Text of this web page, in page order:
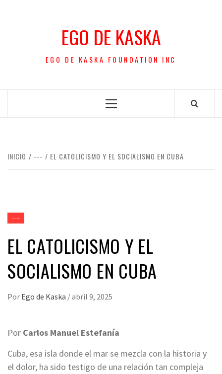
EGO DE KASKA
EGO DE KASKA FOUNDATION INC
Menú
INICIO --- EL CATOLICISMO Y EL SOCIALISMO EN CUBA
---
EL CATOLICISMO Y EL
SOCIALISMO EN CUBA
Por Ego de Kaska /abril 9, 2025
Por Carlos Manuel Estefanía
Cuba, esa isla donde el mar se mezcla con la historia y
el dolor, ha sido testigo de una relación tan compleja